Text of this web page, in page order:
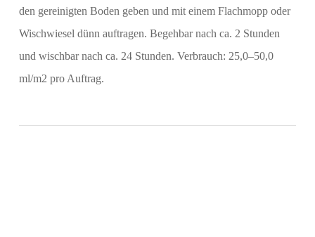
den gereinigten Boden geben und mit einem Flachmopp oder
Wischwiesel dünn auftragen. Begehbar nach ca. 2 Stunden
und wischbar nach ca. 24 Stunden. Verbrauch: 25,0‒50,0
ml/m2 pro Auftrag.